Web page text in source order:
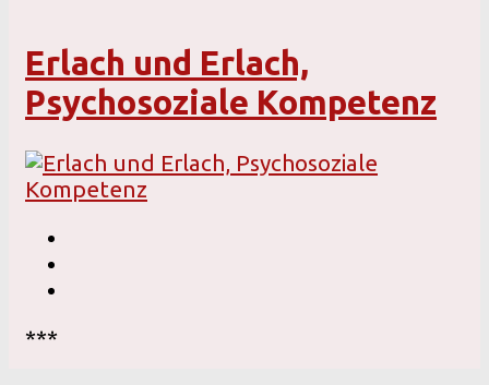
Erlach und Erlach,
Psychosoziale Kompetenz
***